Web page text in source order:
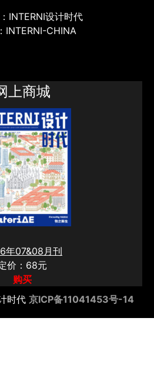
INTERNI设计时代
INTERNI-CHINA
上商城
年07&08月刊
价：68元
购买
时代 京ICP备11041453号-14